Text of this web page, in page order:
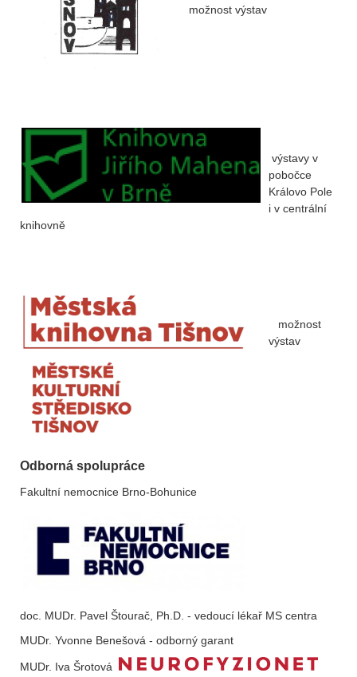
možnost výstav
výstavy v
pobočce
Královo Pole
i v centrální
knihovně
možnost
výstav
Odborná spolupráce
Fakultní nemocnice Brno-Bohunice
doc. MUDr. Pavel Štourač, Ph.D. - vedoucí lékař MS centra
MUDr. Yvonne Benešová - odborný garant
MUDr. Iva Šrotová